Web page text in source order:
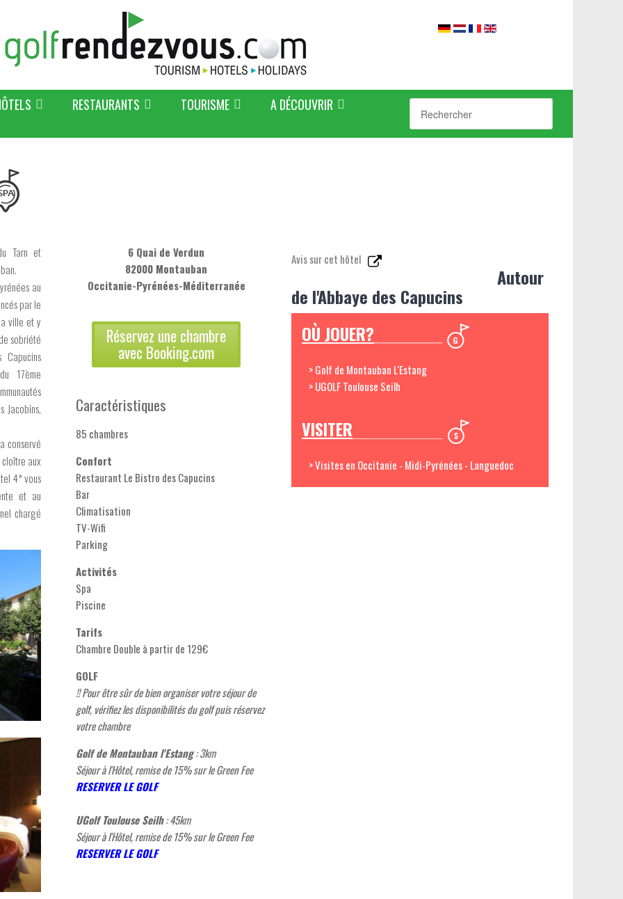
RESTAURANTS TOURISME A DÉCOUVRIR
Tarn et
au
par le
ville et y
sobriété
17ème
Jacobins,
conservé
aux
4* vous
et au
chargé
6 Quai de Verdun
82000 Montauban
Occitanie-Pyrénées-Méditerranée
Réservez une chambre
avec Booking.com
Caractéristiques
85 chambres
Confort
Restaurant Le Bistro des Capucins
Bar
Climatisation
TV-Wifi
Parking
Activités
Spa
Piscine
Tarifs
Chambre Double à partir de 129€
GOLF
!! Pour être sûr de bien organiser votre séjour de
golf, vérifiez les disponibilités du golf puis réservez
votre chambre
Golf de Montauban l'Estang: 3km
Séjour à l'Hôtel, remise de 15% sur le Green Fee
RESERVER LE GOLF
UGolf Toulouse Seilh: 45km
Séjour à l'Hôtel, remise de 15% sur le Green Fee
RESERVER LE GOLF
Avis sur cet hôtel
Autour
de l'Abbaye des Capucins
OÙ JOUER?
> Golf de Montauban L'Estang
> UGOLF Toulouse Seilh
VISITER
> Visites en Occitanie - Midi-Pyrénées - Languedoc